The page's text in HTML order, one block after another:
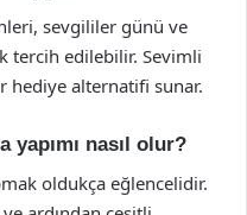
sevgililer günü ve
tercih edilebilir. Sevimli
hediye alternatifi sunar.
yapımı nasıl olur?
oldukça eğlencelidir.